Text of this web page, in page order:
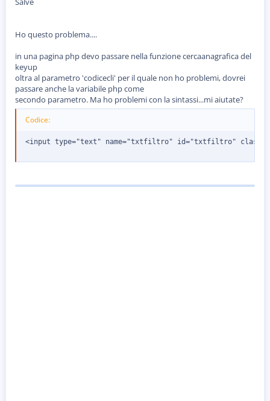
s
o
e
Ho questo problema....
in una pagina php devo passare nella funzione cercaanagrafica del
keyup
oltra al parametro 'codicecli' per il quale non ho problemi, dovrei
passare anche la variabile php come
secondo parametro. Ma ho problemi con la sintassi...mi aiutate?
Codice:
<input type="text" name="txtfiltro" id="txtfiltro"